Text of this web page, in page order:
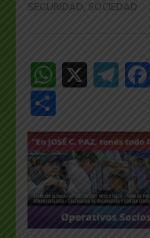
SEGURIDAD
SOCIEDAD
X